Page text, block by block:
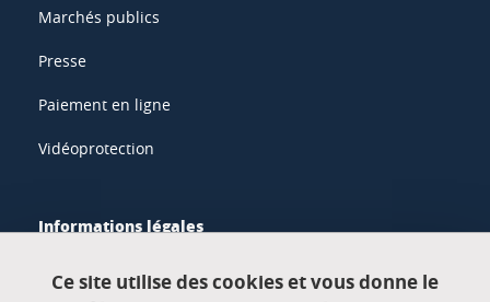
Marchés publics
Presse
Paiement en ligne
Vidéoprotection
Informations légales
Ce site utilise des cookies et vous donne le